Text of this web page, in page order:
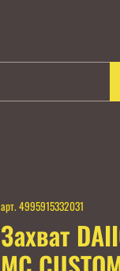
арт. 4995915332031
Захват